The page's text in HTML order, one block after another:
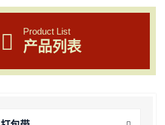
Product List
产品列表